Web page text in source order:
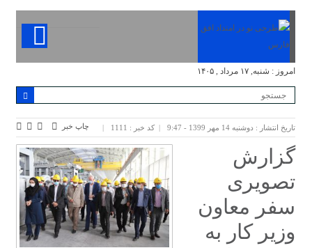
امروز : شنبه, ۱۷ مرداد , ۱۴۰۵
تاریخ انتشار : دوشنبه 14 مهر 1399 - 9:47 کد خبر : 1111 چاپ خبر
گزارش
تصویری
سفر معاون
وزیر کار به